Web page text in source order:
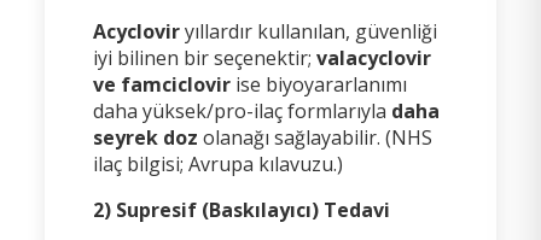
Acycloviryıllardır kullanılan, güvenliği
iyi bilinen bir seçenektir; valacyclovir
ve famciclovirise biyoyararlanımı
daha yüksek/pro-ilaç formlarıyla daha
seyrek doz olanağı sağlayabilir. (NHS
ilaç bilgisi; Avrupa kılavuzu.)
2) Supresif (Baskılayıcı) Tedavi